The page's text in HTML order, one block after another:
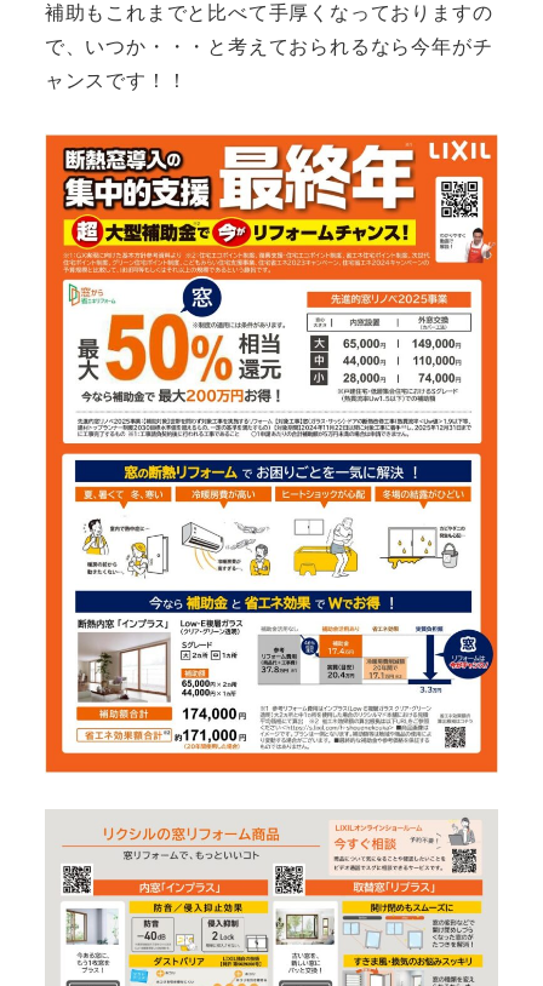
補助もこれまでと比べて手厚くなっておりますの
で、いつか・・・と考えておられるなら今年がチ
ャンスです！！